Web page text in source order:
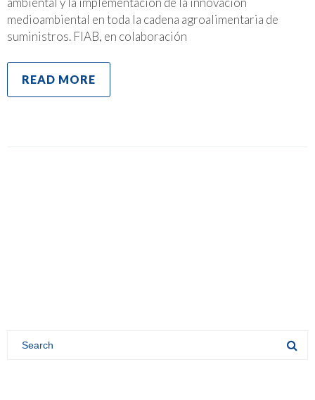
medioambiental en toda la cadena agroalimentaria de
suministros. FIAB, en colaboración
READ MORE